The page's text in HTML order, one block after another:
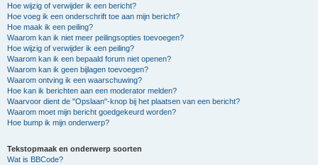
Hoe wijzig of verwijder ik een bericht?
Hoe voeg ik een onderschrift toe aan mijn bericht?
Hoe maak ik een peiling?
Waarom kan ik niet meer peilingsopties toevoegen?
Hoe wijzig of verwijder ik een peiling?
Waarom kan ik een bepaald forum niet openen?
Waarom kan ik geen bijlagen toevoegen?
Waarom ontving ik een waarschuwing?
Hoe kan ik berichten aan een moderator melden?
Waarvoor dient de "Opslaan"-knop bij het plaatsen van een bericht?
Waarom moet mijn bericht goedgekeurd worden?
Hoe bump ik mijn onderwerp?
Tekstopmaak en onderwerp soorten
Wat is BBCode?